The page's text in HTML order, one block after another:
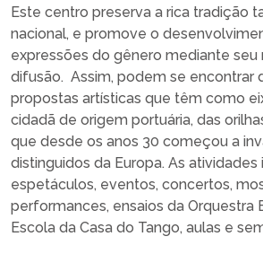
Este centro preserva a rica tradição
nacional, e promove o
expressões do gênero mediante seu
difusão. Assim, podem se encontrar
propostas artísticas que têm como
cidadã de origem portuária, das
que desde os anos 30 começou a
distinguidos da Europa. As atividades
espetáculos, eventos, concertos,
performances, ensaios da Orquestra
Escola da Casa do Tango, aulas e